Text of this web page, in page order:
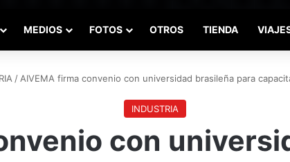
MEDIOS FOTOS OTROS TIENDA
/ AIVEMA firma convenio con universidad brasileña para
INDUSTRIA
con